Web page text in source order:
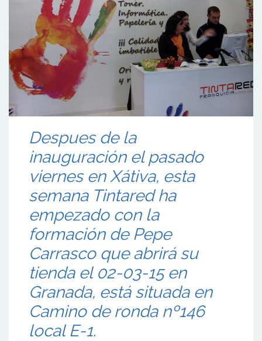
Despues de la
inauguración el pasado
viernes en Xátiva, esta
semana Tintared ha
empezado con la
formación de Pepe
Carrasco que abrirá su
tienda el 02-03-15 en
Granada, está situada en
Camino de ronda nº146
local E-1.